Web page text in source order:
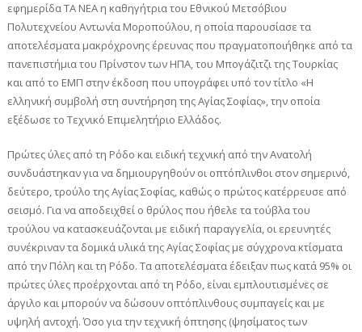
εφημερίδα ΤΑ ΝΕΑ η καθηγήτρια του Εθνικού Μετσόβιου
Πολυτεχνείου Αντωνία Μοροπούλου, η οποία παρουσίασε τα
αποτελέσματα μακρόχρονης έρευνας που πραγματοποιήθηκε από τα
πανεπιστήμια του Πρίνστον των ΗΠΑ, του Μπογάζιτζι της Τουρκίας
και από το ΕΜΠ στην έκδοση που υπογράφει υπό τον τίτλο «Η
ελληνική συμβολή στη συντήρηση της Αγίας Σοφίας», την οποία
εξέδωσε το Τεχνικό Επιμελητήριο Ελλάδος.
Πρώτες ύλες από τη Ρόδο και ειδική τεχνική από την Ανατολή
συνδυάστηκαν για να δημιουργηθούν οι οπτόπλινθοι στον σημερινό,
δεύτερο, τρούλο της Αγίας Σοφίας, καθώς ο πρώτος κατέρρευσε από
σεισμό. Για να αποδειχθεί ο θρύλος που ήθελε τα τούβλα του
τρούλου να κατασκευάζονται με ειδική παραγγελία, οι ερευνητές
συνέκριναν τα δομικά υλικά της Αγίας Σοφίας με σύγχρονα κτίσματα
από την Πόλη και τη Ρόδο. Τα αποτελέσματα έδειξαν πως κατά 95% οι
πρώτες ύλες προέρχονται από τη Ρόδο, είναι εμπλουτισμένες σε
άργιλο και μπορούν να δώσουν οπτόπλινθους συμπαγείς και με
υψηλή αντοχή. Όσο για την τεχνική όπτησης (ψησίματος των